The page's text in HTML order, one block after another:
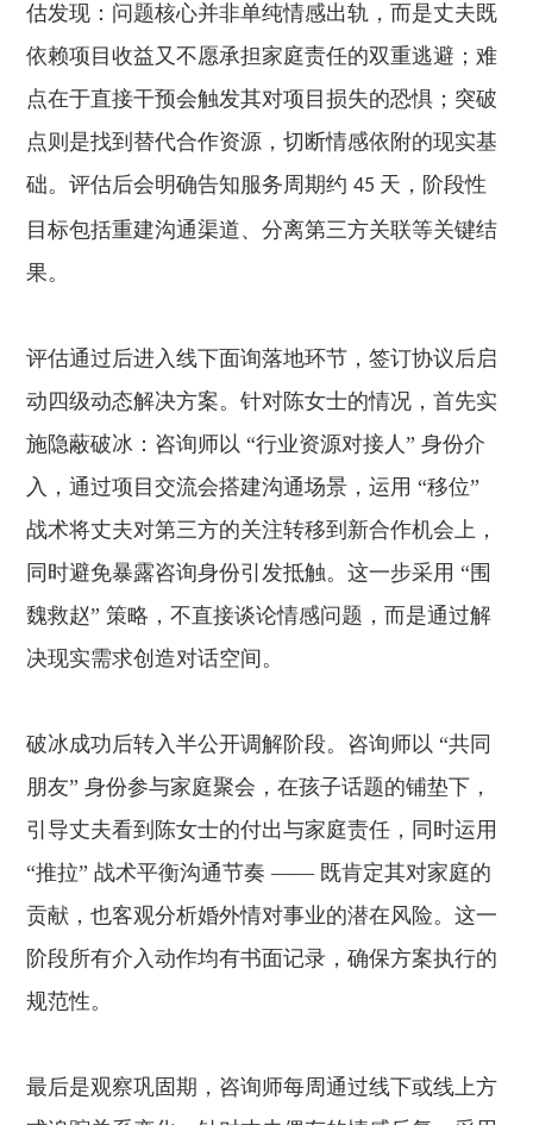
估发现：问题核心并非单纯情感出轨，而是丈夫既
依赖项目收益又不愿承担家庭责任的双重逃避；难
点在于直接干预会触发其对项目损失的恐惧；突破
点则是找到替代合作资源，切断情感依附的现实基
础。评估后会明确告知服务周期约45 天，阶段性
目标包括重建沟通渠道、分离第三方关联等关键结
果。
评估通过后进入线下面询落地环节，签订协议后启
动四级动态解决方案。针对陈女士的情况，首先实
施隐蔽破冰：咨询师以 “行业资源对接人” 身份介
入，通过项目交流会搭建沟通场景，运用 “移位”
战术将丈夫对第三方的关注转移到新合作机会上，
同时避免暴露咨询身份引发抵触。这一步采用 “围
魏救赵” 策略，不直接谈论情感问题，而是通过解
决现实需求创造对话空间。
破冰成功后转入半公开调解阶段。咨询师以 “共同
朋友” 身份参与家庭聚会，在孩子话题的铺垫下，
引导丈夫看到陈女士的付出与家庭责任，同时运用
“推拉” 战术平衡沟通节奏 —— 既肯定其对家庭的
贡献，也客观分析婚外情对事业的潜在风险。这一
阶段所有介入动作均有书面记录，确保方案执行的
规范性。
最后是观察巩固期，咨询师每周通过线下或线上方